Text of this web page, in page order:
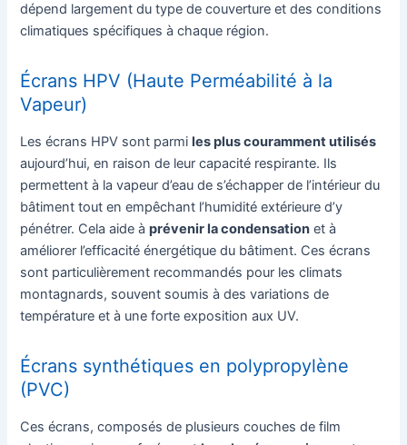
dépend largement du type de couverture et des conditions
climatiques spécifiques à chaque région.
Écrans HPV (Haute Perméabilité à la
Vapeur)
Les écrans HPV sont parmiles plus couramment utilisés
aujourd’hui, en raison de leur capacité respirante. Ils
permettent à la vapeur d’eau de s’échapper de l’intérieur du
bâtiment tout en empêchant l’humidité extérieure d’y
pénétrer. Cela aide àprévenir la condensation et à
améliorer l’efficacité énergétique du bâtiment. Ces écrans
sont particulièrement recommandés pour les climats
montagnards, souvent soumis à des variations de
température et à une forte exposition aux UV.
Écrans synthétiques en polypropylène
(PVC)
Ces écrans, composés de plusieurs couches de film